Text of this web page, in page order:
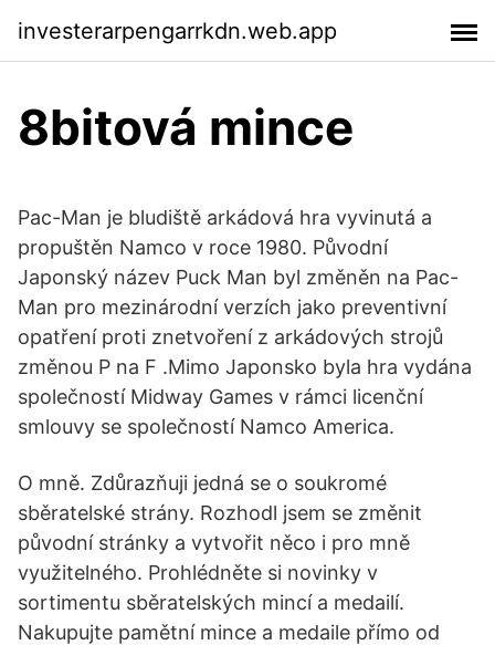
investerarpengarrkdn.web.app
8bitová mince
Pac-Man je bludiště arkádová hra vyvinutá a
propuštěn Namco v roce 1980. Původní
Japonský název Puck Man byl změněn na Pac-
Man pro mezinárodní verzích jako preventivní
opatření proti znetvoření z arkádových strojů
změnou P na F .Mimo Japonsko byla hra vydána
společností Midway Games v rámci licenční
smlouvy se společností Namco America.
O mně. Zdůrazňuji jedná se o soukromé
sběratelské strány. Rozhodl jsem se změnit
původní stránky a vytvořit něco i pro mně
využitelného. Prohlédněte si novinky v
sortimentu sběratelských mincí a medailí.
Nakupujte pamětní mince a medaile přímo od